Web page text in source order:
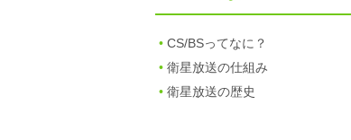
CS/BSってなに？
衛星放送の仕組み
衛星放送の歴史